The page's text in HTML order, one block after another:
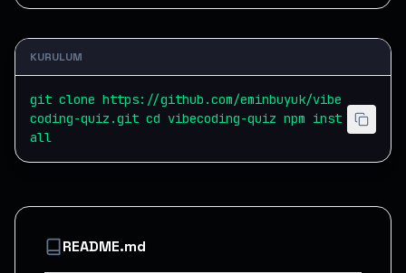
KURULUM
git clone https://github.com/eminbuyuk/vibe
coding-quiz.git cd vibecoding-quiz npm inst
all
README.md